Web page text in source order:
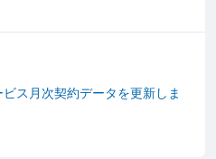
ス月次契約データを更新しま